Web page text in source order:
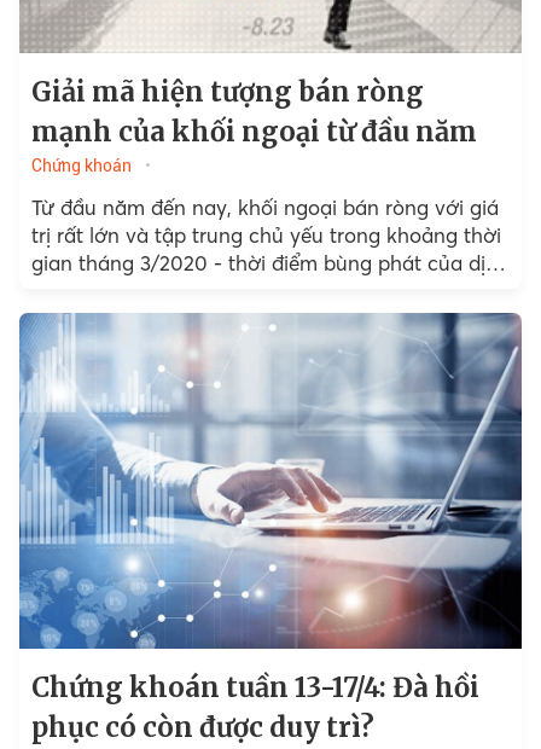
Giải mã hiện tượng bán ròng
mạnh của khối ngoại từ đầu năm
Chứng khoán
Từ đầu năm đến nay, khối ngoại bán ròng với giá
trị rất lớn và tập trung chủ yếu trong khoảng thời
gian tháng 3/2020 - thời điểm bùng phát của dịch
đến từ đâu?
Chứng khoán tuần 13-17/4: Đà hồi
phục có còn được duy trì?